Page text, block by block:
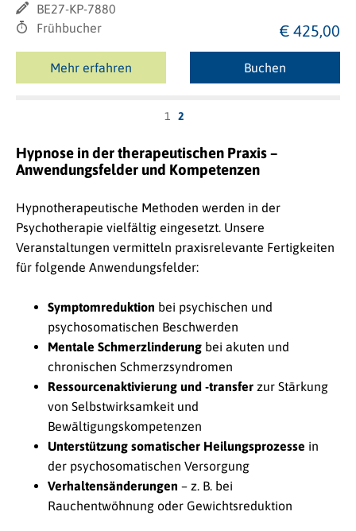
BE27-KP-7880
Frühbucher
€ 425,00
Mehr erfahren Buchen
1 2
Hypnose in der therapeutischen Praxis –
Anwendungsfelder und Kompetenzen
Hypnotherapeutische Methoden werden in der
Psychotherapie vielfältig eingesetzt. Unsere
Veranstaltungen vermitteln praxisrelevante Fertigkeiten
für folgende Anwendungsfelder:
Symptomreduktion bei psychischen und
psychosomatischen Beschwerden
Mentale Schmerzlinderung bei akuten und
chronischen Schmerzsyndromen
Ressourcenaktivierung und -transfer zur Stärkung
von Selbstwirksamkeit und
Bewältigungskompetenzen
Unterstützung somatischer Heilungsprozesse in
der psychosomatischen Versorgung
Verhaltensänderungen – z. B. bei
Rauchentwöhnung oder Gewichtsreduktion